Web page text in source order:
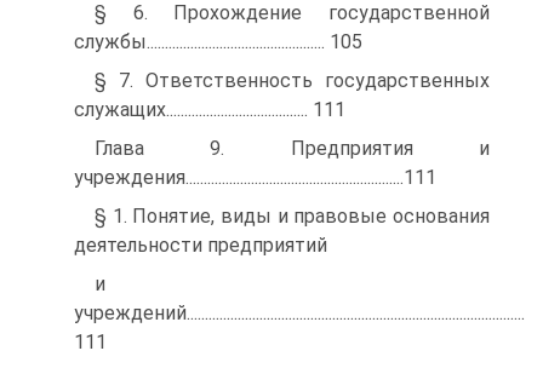
§ 6. Прохождение государственной
службы................................................. 105
§ 7. Ответственность государственных
служащих....................................... 111
Глава 9. Предприятия и
учреждения............................................................111
§ 1. Понятие, виды и правовые основания
деятельности предприятий
и
учреждений.............................................................................................
111